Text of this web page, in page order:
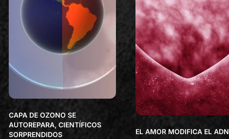
CAPA DE OZONO SE
AUTOREPARA, CIENTÍFICOS
SORPRENDIDOS
EL AMOR MODIFICA EL ADN